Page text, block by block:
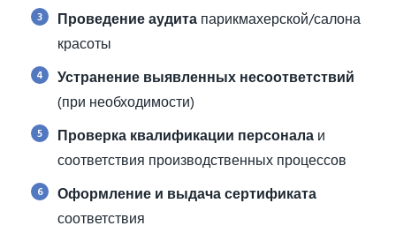
3 Проведение аудитапарикмахерской/салона
красоты
4
Устранение выявленных несоответствий
(при необходимости)
5 Проверка квалификации персоналаи
соответствия производственных процессов
6
Оформление и выдача сертификата
соответствия